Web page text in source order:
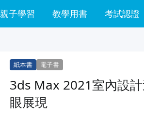
親子學習 教學用書 考試認證
紙本書 電子書
3ds Max 2021室內設
眼展現